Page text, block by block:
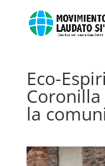
Eco-
Coronilla
la